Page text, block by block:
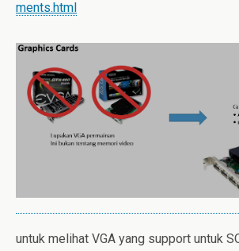
ments.html
untuk melihat VGA yang support untuk